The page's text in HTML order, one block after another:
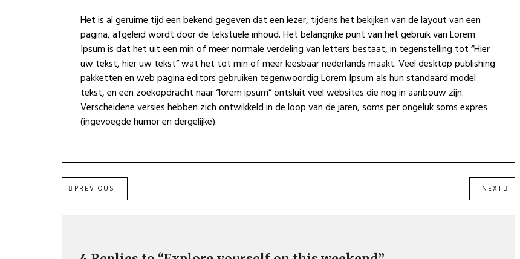
Het is al geruime tijd een bekend gegeven dat een lezer, tijdens het bekijken van de layout van een
pagina, afgeleid wordt door de tekstuele inhoud. Het belangrijke punt van het gebruik van Lorem
Ipsum is dat het uit een min of meer normale verdeling van letters bestaat, in tegenstelling tot “Hier
uw tekst, hier uw tekst” wat het tot min of meer leesbaar nederlands maakt. Veel desktop publishing
pakketten en web pagina editors gebruiken tegenwoordig Lorem Ipsum als hun standaard model
tekst, en een zoekopdracht naar “lorem ipsum” ontsluit veel websites die nog in aanbouw zijn.
Verscheidene versies hebben zich ontwikkeld in de loop van de jaren, soms per ongeluk soms expres
(ingevoegde humor en dergelijke).
Post
PREVIOUS
POST:
NEXT NEXT
POST: